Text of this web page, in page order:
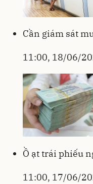
Cần giám sát
11:00, 18/06/
Ồ ạt trái phiếu
11:00, 17/06/